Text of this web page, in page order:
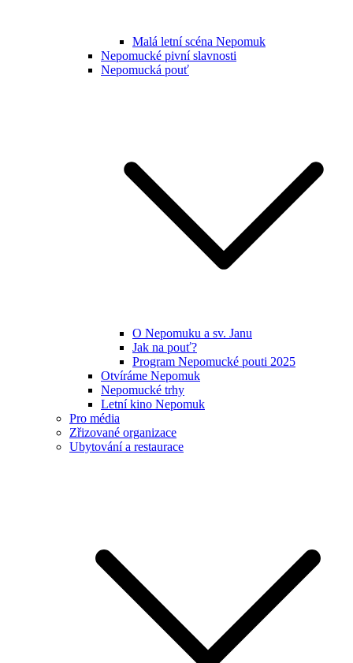
Malá letní scéna Nepomuk
Nepomucké pivní slavnosti
Nepomucká pouť
O Nepomuku a sv. Janu
Jak na pouť?
Program Nepomucké pouti 2025
Otvíráme Nepomuk
Nepomucké trhy
Letní kino Nepomuk
Pro média
Zřizované organizace
Ubytování a restaurace